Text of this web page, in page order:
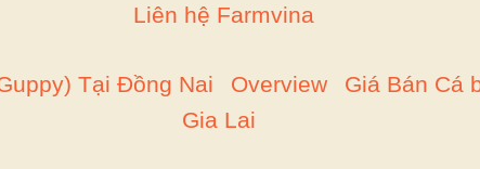
Liên hệ Farmvina
Tại Đồng Nai Overview
Giá Bán Cá
Gia Lai